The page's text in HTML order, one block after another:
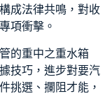
成法律共鳴，對收
項衝擊。
的重中之重水箱
技巧，進步對要汽
挑選、攔阻才能，